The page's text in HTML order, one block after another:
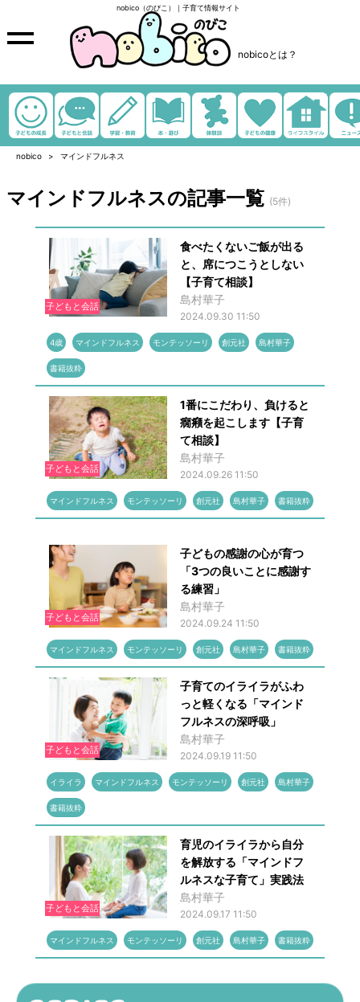
nobico（のびこ）｜子育て情報サイト
nobicoとは？
nobico マインドフルネス
マインドフルネスの記事一覧 (5件)
子どもと会話
食べたくないご飯が出る
と、席につこうとしない
【子育て相談】
島村華子
2024.09.30 11:50
4歳 マインドフルネス モンテッソーリ 創元社 島村華子
書籍抜粋
子どもと会話
1番にこだわり、負けると
癇癪を起こします【子育
て相談】
島村華子
2024.09.26 11:50
マインドフルネス モンテッソーリ 創元社 島村華子 書籍抜粋
子どもと会話
子どもの感謝の心が育つ
「3つの良いことに感謝す
る練習」
島村華子
2024.09.24 11:50
マインドフルネス モンテッソーリ 創元社 島村華子 書籍抜粋
子どもと会話
子育てのイライラがふわ
っと軽くなる「マインド
フルネスの深呼吸」
島村華子
2024.09.19 11:50
イライラ マインドフルネス モンテッソーリ 創元社 島村華子
書籍抜粋
子どもと会話
育児のイライラから自分
を解放する「マインドフ
ルネスな子育て」実践法
島村華子
2024.09.17 11:50
マインドフルネス モンテッソーリ 創元社 島村華子 書籍抜粋